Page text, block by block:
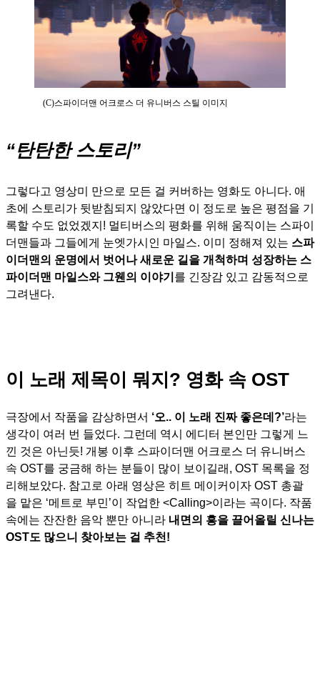
(C)스파이더맨 어크로스 더 유니버스 스틸 이미지
“탄탄한 스토리”
그렇다고 영상미 만으로 모든 걸 커버하는 영화도 아니다. 애
초에 스토리가 뒷받침되지 않았다면 이 정도로 높은 평점을 기
록할 수도 없었겠지! 멀티버스의 평화를 위해 움직이는 스파이
더맨들과 그들에게 눈엣가시인 마일스. 이미 정해져 있는 스파
이더맨의 운명에서 벗어나 새로운 길을 개척하며 성장하는 스
파이더맨 마일스와 그웬의 이야기 를 긴장감 있고 감동적으로
그려낸다.
이 노래 제목이 뭐지? 영화 속 OST
극장에서 작품을 감상하면서 ‘오.. 이 노래 진짜 좋은데?’라는
생각이 여러 번 들었다. 그런데 역시 에디터 본인만 그렇게 느
낀 것은 아닌듯! 개봉 이후 스파이더맨 어크로스 더 유니버스
속 OST를 궁금해 하는 분들이 많이 보이길래, OST 목록을 정
리해보았다. 참고로 아래 영상은 히트 메이커이자 OST 총괄
을 맡은 ‘메트로 부민’이 작업한 <Calling>이라는 곡이다. 작품
속에는 잔잔한 음악 뿐만 아니라 내면의 흥을 끌어올릴 신나는
OST도 많으니 찾아보는 걸 추천!